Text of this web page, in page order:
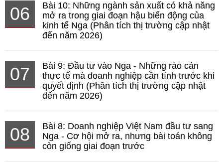
06
Bài 10: Những ngành sản xuất có khả năng
mở ra trong giai đoạn hậu biến động của
kinh tế Nga (Phân tích thị trường cập nhật
đến năm 2026)
07
Bài 9: Đầu tư vào Nga - Những rào cản
thực tế mà doanh nghiệp cần tính trước khi
quyết định (Phân tích thị trường cập nhật
đến năm 2026)
08
Bài 8: Doanh nghiệp Việt Nam đầu tư sang
Nga - Cơ hội mở ra, nhưng bài toán không
còn giống giai đoạn trước